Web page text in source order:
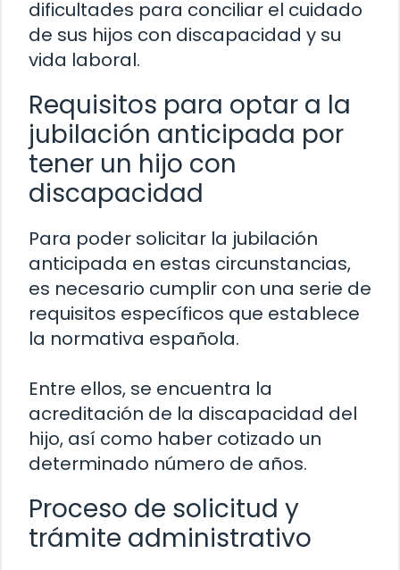
dificultades para conciliar el cuidado
de sus hijos con discapacidad y su
vida laboral.
Requisitos para optar a la
jubilación anticipada por
tener un hijo con
discapacidad
Para poder solicitar la jubilación
anticipada en estas circunstancias,
es necesario cumplir con una serie de
requisitos específicos que establece
la normativa española.
Entre ellos, se encuentra la
acreditación de la discapacidad del
hijo, así como haber cotizado un
determinado número de años.
Proceso de solicitud y
trámite administrativo